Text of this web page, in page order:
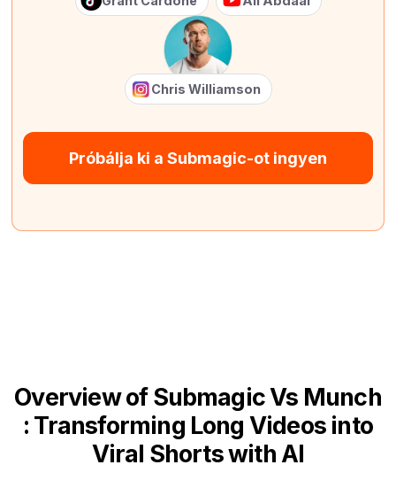
Chris Williamson
Próbálja ki a Submagic-ot ingyen
Overview of Submagic Vs Munch
: Transforming Long Videos into
Viral Shorts with AI